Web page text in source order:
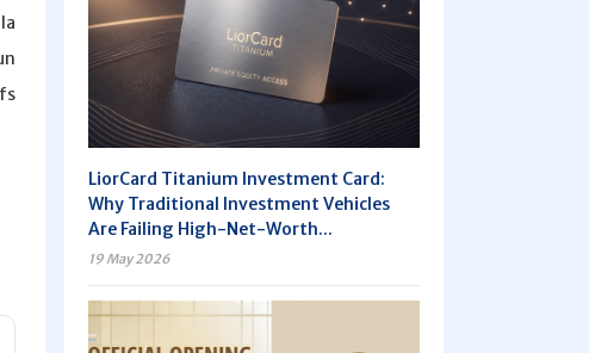
LiorCard Titanium Investment Card:
Why Traditional Investment Vehicles
Are Failing High-Net-Worth...
19 May 2026